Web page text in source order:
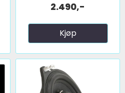
2.490,-
Kjøp